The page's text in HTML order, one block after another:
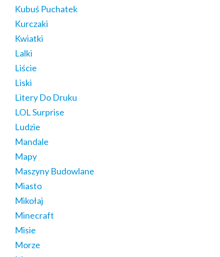
Kubuś Puchatek
Kurczaki
Kwiatki
Lalki
Liście
Liski
Litery Do Druku
LOL Surprise
Ludzie
Mandale
Mapy
Maszyny Budowlane
Miasto
Mikołaj
Minecraft
Misie
Morze